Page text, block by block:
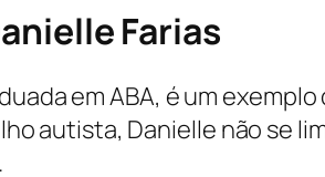
Farias
em ABA, é um
autista, Danielle não se